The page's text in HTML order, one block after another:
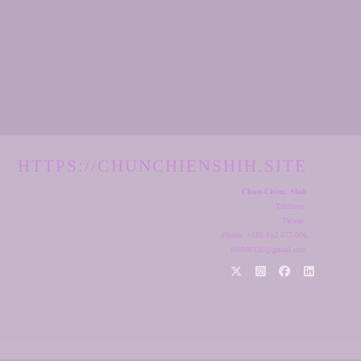
HTTPS://CHUNCHIENSHIH.SITE
Chun-Chien, Shih
Taichung
Taiwan
Phone: +886 912 077 006
s99108135@gmail.com